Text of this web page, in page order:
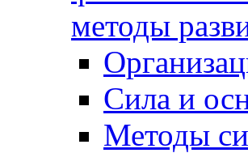
методы
Сила и
Методы